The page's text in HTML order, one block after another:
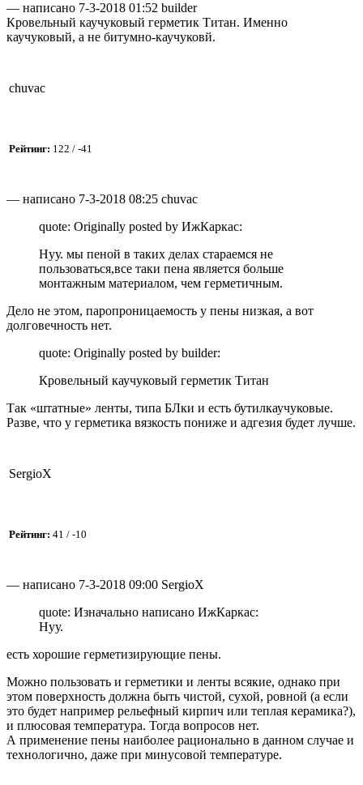
— написано 7-3-2018 01:52 builder
Кровельный каучуковый герметик Титан. Именно
каучуковый, а не битумно-каучуковй.
chuvac
Рейтинг: 122 / -41
— написано 7-3-2018 08:25 chuvac
quote: Originally posted by ИжКаркас:
Нуу. мы пеной в таких делах стараемся не
пользоваться,все таки пена является больше
монтажным материалом, чем герметичным.
Дело не этом, паропроницаемость у пены низкая, а вот
долговечность нет.
quote: Originally posted by builder:
Кровельный каучуковый герметик Титан
Так «штатные» ленты, типа БЛки и есть бутилкаучуковые.
Разве, что у герметика вязкость пониже и адгезия будет лучше.
SergioX
Рейтинг: 41 / -10
— написано 7-3-2018 09:00 SergioX
quote: Изначально написано ИжКаркас:
Нуу.
есть хорошие герметизирующие пены.
Можно пользовать и герметики и ленты всякие, однако при
этом поверхность должна быть чистой, сухой, ровной (а если
это будет например рельефный кирпич или теплая керамика?),
и плюсовая температура. Тогда вопросов нет.
А применение пены наиболее рационально в данном случае и
технологично, даже при минусовой температуре.